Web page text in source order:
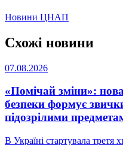
Новини ЦНАП
Схожі новини
07.08.2026
«Помічай зміни»:
безпеки формує
підозрілими
В Україні стартувала третя